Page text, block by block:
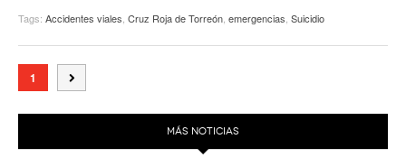
Tags: Accidentes viales Cruz Roja de Torreón emergencias Suicidio
1
MÁS NOTICIAS